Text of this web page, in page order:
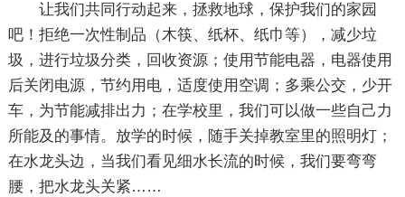
让我们共同行动起来，拯救地球，保护我们的家园
吧！拒绝一次性制品（木筷、纸杯、纸巾等），减少垃
圾，进行垃圾分类，回收资源；使用节能电器，电器使用
后关闭电源，节约用电，适度使用空调；多乘公交，少开
车，为节能减排出力；在学校里，我们可以做一些自己力
所能及的事情。放学的时候，随手关掉教室里的照明灯；
在水龙头边，当我们看见细水长流的时候，我们要弯弯
腰，把水龙头关紧……